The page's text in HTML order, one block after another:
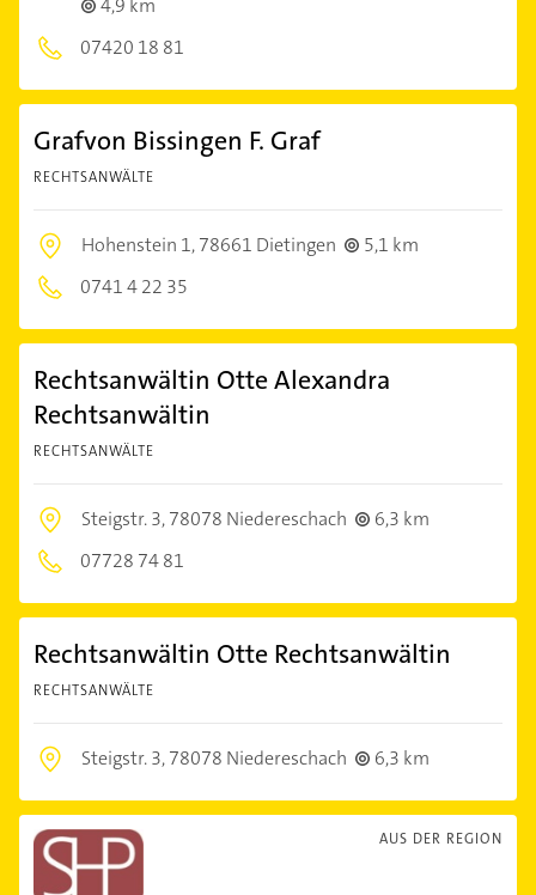
4,9 km
07420 18 81
Grafvon Bissingen F. Graf
RECHTSANWÄLTE
Hohenstein 1,78661 Dietingen
5,1 km
0741 4 22 35
Rechtsanwältin Otte Alexandra
Rechtsanwältin
RECHTSANWÄLTE
Steigstr. 3,78078 Niedereschach
6,3 km
07728 74 81
Rechtsanwältin Otte Rechtsanwältin
RECHTSANWÄLTE
Steigstr. 3,78078 Niedereschach 6,3 km
AUS DER REGION